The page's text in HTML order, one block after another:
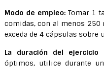
Modo de empleo:Tomar 1
comidas, con al menos 250
exceda de 4 cápsulas sobre
La duración del ejercicio
óptimos, utilice durante